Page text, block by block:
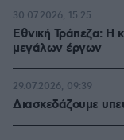
Εθνική Τράπεζα: Η
μεγάλων έργων
30.07.2026, 15:25
Διασκεδάζουμε
29.07.2026, 09:39